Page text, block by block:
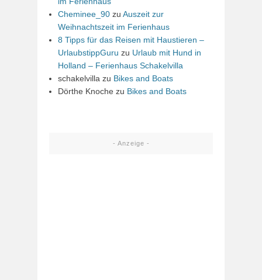
Cheminee_90 zu Auszeit zur
Weihnachtszeit im Ferienhaus
8 Tipps für das Reisen mit Haustieren –
UrlaubstippGuru zu Urlaub mit Hund in
Holland – Ferienhaus Schakelvilla
schakelvilla zu Bikes and Boats
Dörthe Knoche zu Bikes and Boats
- Anzeige -